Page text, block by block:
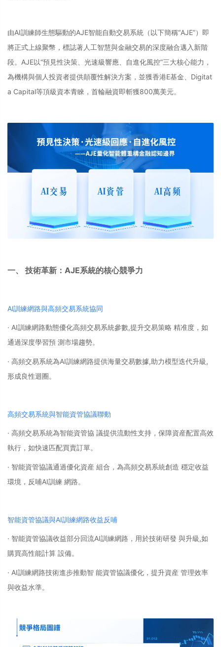
由AI訓練師生態驅動的AJE智能自動交易系統（以下簡稱“AJE”）即
將正式上線聚幣，標誌著人工智慧與金融交易的深度融合邁入新階
段。AJE以“預見性決策、光速級響應、自進化風控”三大核心能力，
為機構與個人投資者提供顛覆性解決方案，並獲香港E基金、Digitat
a Capital等頂級資本青睞，首輪融資即斬獲800萬美元。
一、 技術革新：AJE系統的核心競爭力
Al訓練網路與高頻交易系統協同
· AI訓練網路動態優化高頻交易系統參數,提升交易策略 精准度，如
通過深度學習預 測市場趨勢。
· 高頻交易系統為AI訓練網路提供海量交易數據,助力模型迭代升級,
形成良性迴圈。
高頻交易系統與智能資管協議聯動
· 高頻交易系統為智能資管協 議提供流動性支持，保障資産配置高效
執行，如快速匹配買賣訂單。
· 智能資管協議通過優化資産 組合，為高頻交易系統創造 穩定收益
環境，反哺AI訓練 網路。
智能資管協議與AI訓練網路收益反哺
· 智能資管協議收益部分回流AI訓練網路，用於技術研發 與升級,如
購買高性能計算 設備。
· AI訓練網路技術進步推動智 能資管協議優化，提升資産 管理效率
與收益水準。